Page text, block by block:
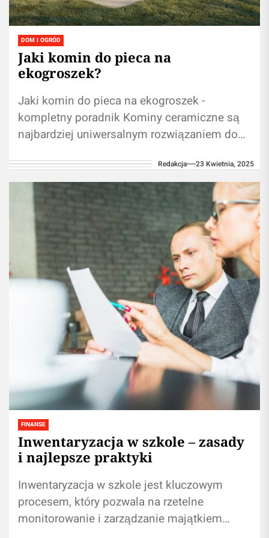
DOM I OGRÓD
Jaki komin do pieca na
ekogroszek?
Jaki komin do pieca na ekogroszek -
kompletny poradnik Kominy ceramiczne są
najbardziej uniwersalnym rozwiązaniem do
komina powinna wynosić od...Redakcja 23 Kwietnia, 2025
FINANSE
Inwentaryzacja w szkole – zasady
i najlepsze praktyki
Inwentaryzacja w szkole jest kluczowym
procesem, który pozwala na rzetelne
monitorowanie i zarządzanie majątkiem